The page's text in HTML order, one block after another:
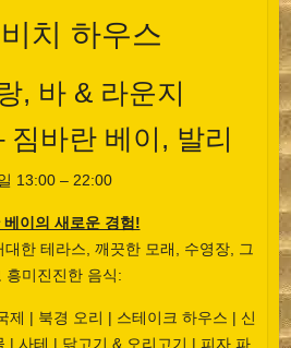
치 하우스
, 바 & 라운지
짐바란 베이, 발리
13:00 – 22:00
베이의 새로운 경험!
한 테라스, 깨끗한 모래, 수영장, 그
흥미진진한 음식:
제 | 북경 오리 | 스테이크 하우스 | 신
| 사테 | 닭고기 & 오리고기 | 피자 파